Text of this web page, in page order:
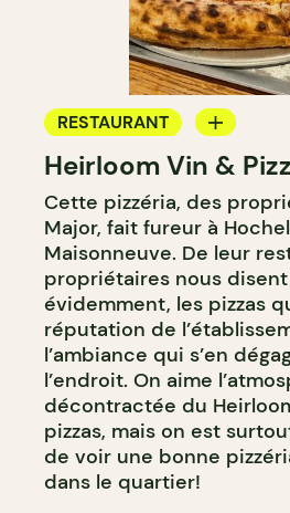
RESTAURANT
APPORTEZ VOTRE VIN
Heirloom Vin &
Cette pizzéria, des
Major, fait fureur à
Maisonneuve. De leur
propriétaires nous
évidemment, les pizzas
réputation de
l’ambiance qui s’en
l’endroit. On aime
décontractée du
pizzas, mais on est
de voir une bonne
dans le quartier!